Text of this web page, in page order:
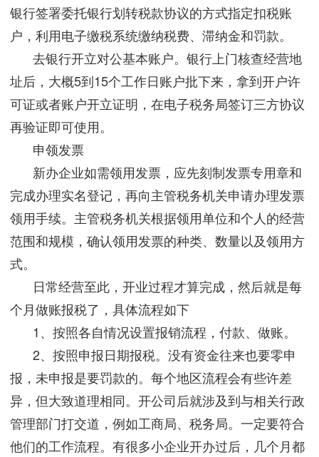
银行签署委托银行划转税款协议的方式指定扣税账
户，利用电子缴税系统缴纳税费、滞纳金和罚款。
去银行开立对公基本账户。银行上门核查经营地
址后，大概5到15个工作日账户批下来，拿到开户许
可证或者账户开立证明，在电子税务局签订三方协议
再验证即可使用。
申领发票
新办企业如需领用发票，应先刻制发票专用章和
完成办理实名登记，再向主管税务机关申请办理发票
领用手续。主管税务机关根据领用单位和个人的经营
范围和规模，确认领用发票的种类、数量以及领用方
式。
日常经营至此，开业过程才算完成，然后就是每
个月做账报税了，具体流程如下
1、按照各自情况设置报销流程，付款、做账。
2、按照申报日期报税。没有资金往来也要零申
报，未申报是要罚款的。每个地区流程会有些许差
异，但大致道理相同。开公司后就涉及到与相关行政
管理部门打交道，例如工商局、税务局。一定要符合
他们的工作流程。有很多小企业开办过后，几个月都